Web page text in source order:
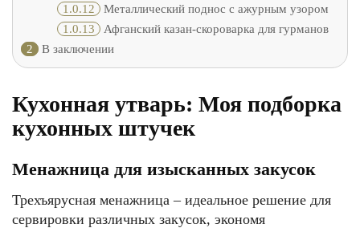
1.0.12
Металлический поднос с ажурным узором
1.0.13
Афганский казан-скороварка для гурманов
2
В заключении
Кухонная утварь: Моя подборка
кухонных штучек
Менажница для изысканных закусок
Трехъярусная менажница – идеальное решение для
сервировки различных закусок, экономя